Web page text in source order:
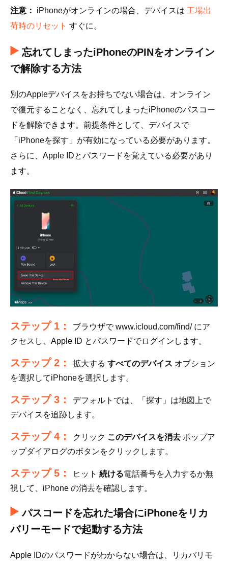
注意： iPhoneがオンラインの場合、デバイスは 工場出
荷時のリセット すぐに。
忘れてしまったiPhoneのPINをオンライン
で解除する方法
別のAppleデバイスをお持ちでない場合は、オンライン
で復元することなく、忘れてしまったiPhoneのパスコー
ドを解除できます。前提条件として、デバイスで
「iPhoneを探す」が有効になっている必要があります。
さらに、Apple IDとパスワードを覚えている必要があり
ます。
ステップ 1：
ブラウザで www.icloud.com/find/ にア
クセスし、Apple ID とパスワードでログインします。
ステップ 2： 拡大する すべてのデバイス オプション
を選択してiPhoneを選択します。
ステップ 3：
デフォルトでは、「探す」は地図上で
デバイスを追跡します。
ステップ 4： クリック このデバイスを消去 ポップア
ップダイアログのボタンをクリックします。
ステップ 5： ヒット 続ける電話番号を入力するか無
視して、iPhone の消去を確認します。
パスコードを忘れた場合にiPhoneをリカ
バリーモードで起動する方法
Apple IDのパスワードがわからない場合は、リカバリモ